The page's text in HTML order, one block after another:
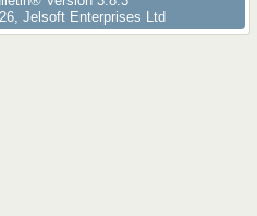
Jelsoft Enterprises Ltd.